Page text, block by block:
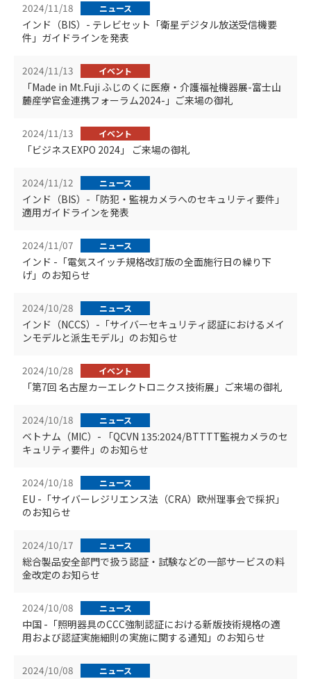
2024/11/18
ニュース
インド（BIS）- テレビセット「衛星デジタル放送受信機要
件」ガイドラインを発表
2024/11/13 イベント
「Made in Mt.Fuji ふじのくに医療・介護福祉機器展-富士山
麓産学官金連携フォーラム2024-」ご来場の御礼
2024/11/13 イベント
「ビジネスEXPO 2024」 ご来場の御礼
2024/11/12 ニュース
インド（BIS）-「防犯・監視カメラへのセキュリティ要件」
適用ガイドラインを発表
2024/11/07 ニュース
インド -「電気スイッチ規格改訂版の全面施行日の繰り下
げ」のお知らせ
2024/10/28 ニュース
インド（NCCS）-「サイバーセキュリティ認証におけるメイ
ンモデルと派生モデル」のお知らせ
2024/10/28 イベント
「第7回 名古屋カーエレクトロニクス技術展」ご来場の御礼
2024/10/18 ニュース
ベトナム（MIC）- 「QCVN 135:2024/BTTTT監視カメラのセ
キュリティ要件」のお知らせ
2024/10/18 ニュース
EU -「サイバーレジリエンス法（CRA）欧州理事会で採択」
のお知らせ
2024/10/17 ニュース
総合製品安全部門で扱う認証・試験などの一部サービスの料
金改定のお知らせ
2024/10/08 ニュース
中国 -「照明器具のCCC強制認証における新版技術規格の適
用および認証実施細則の実施に関する通知」のお知らせ
2024/10/08 ニュース